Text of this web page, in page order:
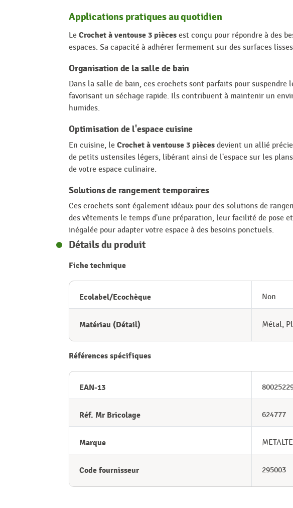
Applications pratiques au quotidien
Le Crochet à ventouse 3 pièces est conçu pour répondre à des
espaces. Sa capacité à adhérer fermement sur des surfaces
Organisation de la salle de bain
Dans la salle de bain, ces crochets sont parfaits pour
favorisant un séchage rapide. Ils contribuent à maintenir un
humides.
Optimisation de l'espace cuisine
En cuisine, le Crochet à ventouse 3 pièces devient un allié
de petits ustensiles légers, libérant ainsi de l'espace sur les
de votre espace culinaire.
Solutions de rangement temporaires
Ces crochets sont également idéaux pour des solutions de
des vêtements le temps d'une préparation, leur facilité de pose
inégalée pour adapter votre espace à des besoins ponctuels.
Détails du produit
Fiche technique
Ecolabel/Ecochèque Non
Matériau (Détail) Métal,
Références spécifiques
EAN-13
Réf. Mr Bricolage 624777
Marque
Code fournisseur 295003